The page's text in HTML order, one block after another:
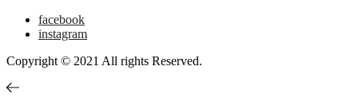
facebook
instagram
Copyright © 2021 All rights Reserved.